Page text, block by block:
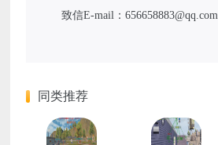
致信E-mail：656658883@qq.com
同类推荐